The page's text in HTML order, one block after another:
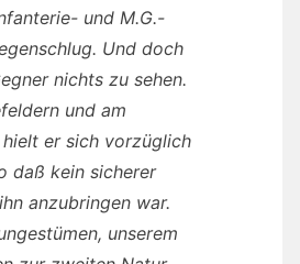
und M.G.-
Und doch
nichts zu sehen.
und am
hielt er sich vorzüglich
daß kein sicherer
anzubringen war.
unserem